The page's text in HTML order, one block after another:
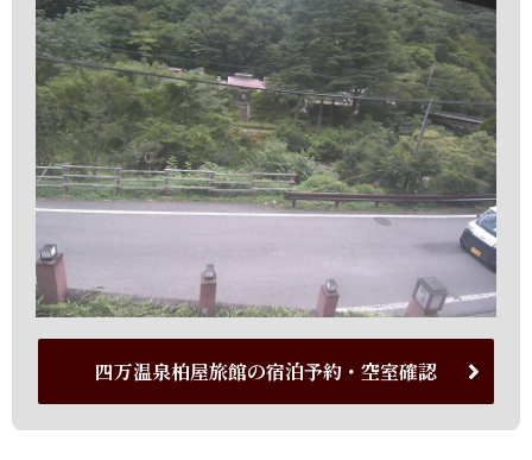
四万温泉柏屋旅館の宿泊予約・空室確認